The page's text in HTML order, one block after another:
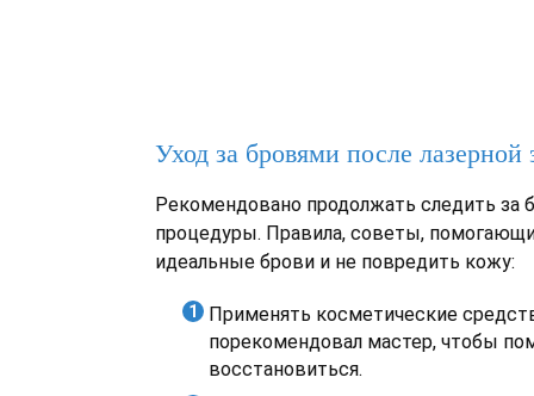
Уход за бровями после лазерной
Рекомендовано продолжать следить за
процедуры. Правила, советы,
идеальные брови и не повредить кожу:
Применять косметические
порекомендовал мастер, чтобы
восстановиться.